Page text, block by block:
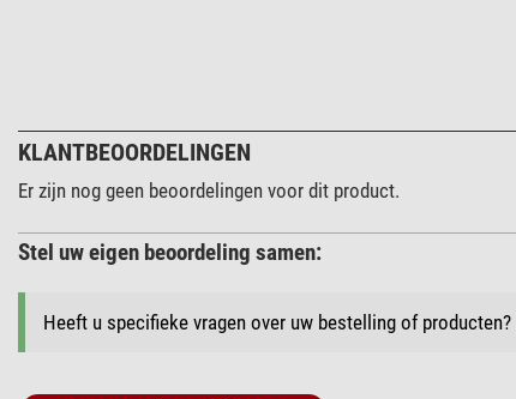
KLANTBEOORDELINGEN
Er zijn nog geen beoordelingen voor dit product.
Stel uw eigen beoordeling samen:
Heeft u specifieke vragen over uw bestelling of producten?